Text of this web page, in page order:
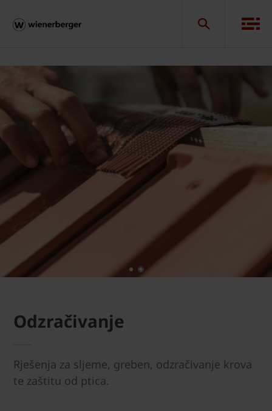
Odzračivanje
Rješenja za sljeme, greben, odzračivanje krova
te zaštitu od ptica.